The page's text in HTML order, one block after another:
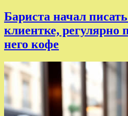
Бариста начал
клиентке,
него кофе